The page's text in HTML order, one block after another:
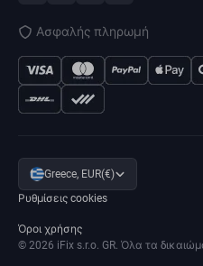
Ασφαλής πληρωμή
Greece, EUR(€)
Ρυθμίσεις cookies
Όροι χρήσης
© 2026 iFix s.r.o. GR. Όλα τα